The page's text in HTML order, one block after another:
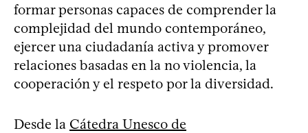
formar personas capaces de comprender la
complejidad del mundo contemporáneo,
ejercer una ciudadanía activa y promover
relaciones basadas en la no violencia, la
cooperación y el respeto por la diversidad.
Desde la Cátedra Unesco de